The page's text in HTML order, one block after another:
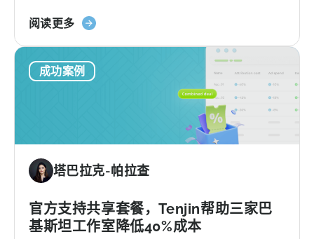
升
阅读更多关
家
室
转
用
成功案例
塔巴拉克-帕拉查
官方支持共享套餐，Tenjin帮助三家巴
基斯坦工作室降低40%成本